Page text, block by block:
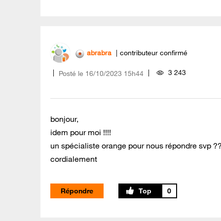
abrabra contributeur confirmé
Posté le ‎16/10/2023 15h44 3 243
bonjour,
idem pour moi !!!!
un spécialiste orange pour nous répondre svp
cordialement
Répondre 0